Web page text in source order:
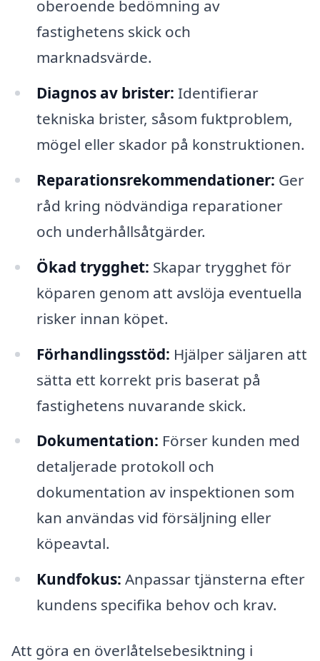
oberoende bedömning av
fastighetens skick och
marknadsvärde.
Diagnos av brister: Identifierar
tekniska brister, såsom fuktproblem,
mögel eller skador på konstruktionen.
Reparationsrekommendationer: Ger
råd kring nödvändiga reparationer
och underhållsåtgärder.
Ökad trygghet: Skapar trygghet för
köparen genom att avslöja eventuella
risker innan köpet.
Förhandlingsstöd: Hjälper säljaren att
sätta ett korrekt pris baserat på
fastighetens nuvarande skick.
Dokumentation: Förser kunden med
detaljerade protokoll och
dokumentation av inspektionen som
kan användas vid försäljning eller
köpeavtal.
Kundfokus: Anpassar tjänsterna efter
kundens specifika behov och krav.
Att göra en överlåtelsebesiktning i